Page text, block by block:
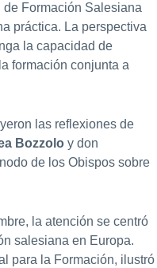
Formación Salesiana
práctica. La perspectiva
la capacidad de
formación conjunta a
las reflexiones de
Bozzolo y don
de los Obispos sobre
la atención se centró
salesiana en Europa.
para la Formación, ilustró